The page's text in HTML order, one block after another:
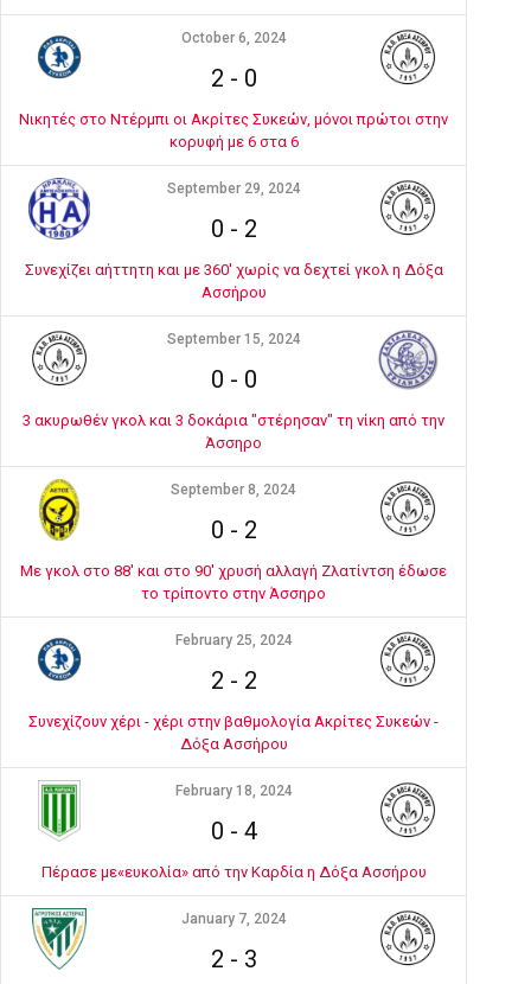
October 6, 2024
2 - 0
Νικητές στο Ντέρμπι οι Ακρίτες Συκεών, μόνοι πρώτοι στην
κορυφή με 6 στα 6
September 29, 2024
0 - 2
Συνεχίζει αήττητη και με 360' χωρίς να δεχτεί γκολ η Δόξα
Ασσήρου
September 15, 2024
0 - 0
3 ακυρωθέν γκολ και 3 δοκάρια "στέρησαν" τη νίκη από την
Άσσηρο
September 8, 2024
0 - 2
Με γκολ στο 88' και στο 90' χρυσή αλλαγή Ζλατίντση έδωσε
το τρίποντο στην Άσσηρο
February 25, 2024
2 - 2
Συνεχίζουν χέρι - χέρι στην βαθμολογία Ακρίτες Συκεών -
Δόξα Ασσήρου
February 18, 2024
0 - 4
Πέρασε με«ευκολία» από την Καρδία η Δόξα Ασσήρου
January 7, 2024
2 - 3